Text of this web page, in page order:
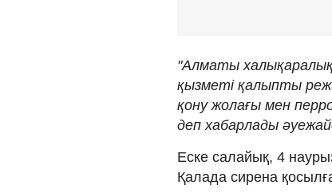
"Алматы халықаралық
қызметі қалыпты
қону жолағы мен
деп хабарлады
Еске салайық, 4
Қалада сирена